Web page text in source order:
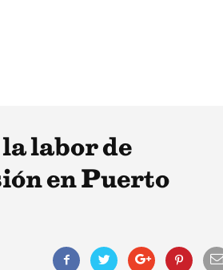
labor de
en Puerto